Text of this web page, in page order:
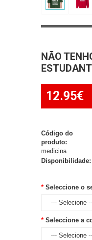
NÃO
12.95€
Código do
produto:
medicina
Disponibilidade:
Seleccione o
Seleccione a